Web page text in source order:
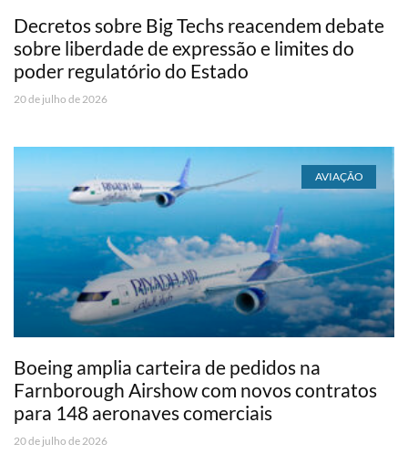
Decretos sobre Big Techs reacendem debate
sobre liberdade de expressão e limites do
poder regulatório do Estado
20 de julho de 2026
AVIAÇÃO
Boeing amplia carteira de pedidos na
Farnborough Airshow com novos contratos
para 148 aeronaves comerciais
20 de julho de 2026